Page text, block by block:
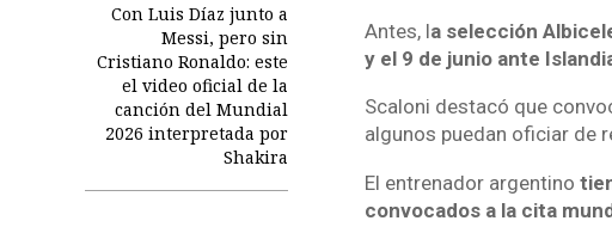
Con Luis Díaz junto a
Messi, pero sin
Cristiano Ronaldo: este
el video oficial de la
canción del Mundial
2026 interpretada por
Shakira
Antes, la selección
y el 9 de junio ante
Scaloni destacó que
algunos puedan oficiar de
El entrenador argentino
convocados a la cita